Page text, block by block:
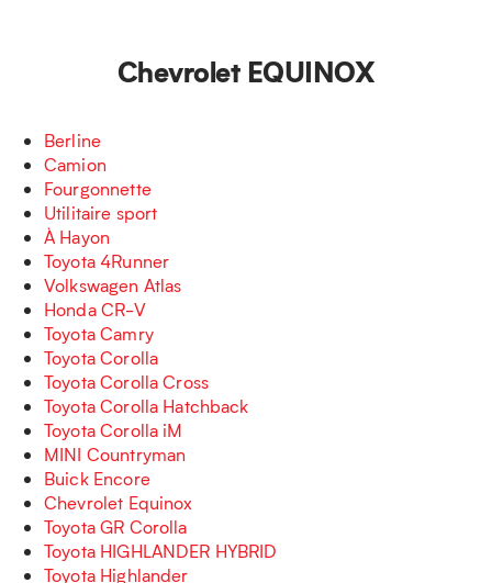
Chevrolet EQUINOX
Berline
Camion
Fourgonnette
Utilitaire sport
À Hayon
Toyota 4Runner
Volkswagen Atlas
Honda CR-V
Toyota Camry
Toyota Corolla
Toyota Corolla Cross
Toyota Corolla Hatchback
Toyota Corolla iM
MINI Countryman
Buick Encore
Chevrolet Equinox
Toyota GR Corolla
Toyota HIGHLANDER HYBRID
Toyota Highlander